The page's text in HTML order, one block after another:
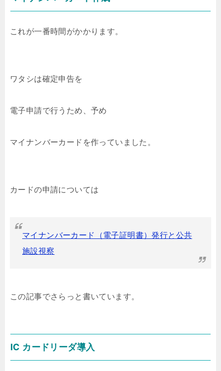
これが一番時間がかかります。
ワタシは確定申告を
電子申請で行うため、予め
マイナンバーカードを作っていました。
カードの申請については
マイナンバーカード（電子証明書）発行と公共
施設視察
この記事でさらっと書いています。
IC カードリーダ導入